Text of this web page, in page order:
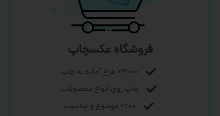
فروشگاه عکسچاپ
۳۰۰۰+ طرح آماده به چاپ
چاپ روی انواع محصولات
۲۰۰+ موضوع و مناسبت